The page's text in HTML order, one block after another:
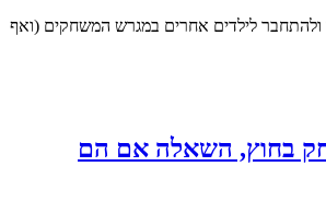
לילדים אחרים במגרש המשחקים (ואף
בחוץ, השאלה אם הם